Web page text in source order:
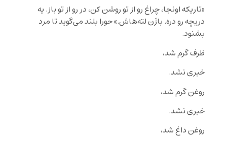
«تاریکه اونجا، چراغ رو از تو روشن کن، در رو از تو باز. یه
دریچه رو دره. بازَن لته‌هاش.» حورا بلند می‌گوید تا مرد
بشنود.
ظرف گرم شد،
خبری نشد.
روغن گرم شد،
خبری نشد.
روغن داغ شد،